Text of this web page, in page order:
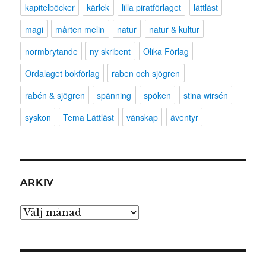
kapitelböcker
kärlek lilla piratförlaget
lättläst
magi
mårten melin natur
natur & kultur
normbrytande
ny skribent
Olika Förlag
Ordalaget bokförlag
raben och sjögren
rabén & sjögren
spänning spöken
stina wirsén
syskon
Tema Lättläst vänskap äventyr
ARKIV
Arkiv